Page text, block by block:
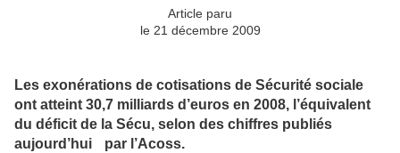
Article paru
le 21 décembre 2009
Les exonérations de cotisations de Sécurité sociale
ont atteint 30,7 milliards d’euros en 2008, l’équivalent
du déficit de la Sécu, selon des chiffres publiés
aujourd’hui par l’Acoss.